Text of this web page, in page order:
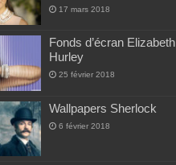
17 mars 2018
Fonds d’écran Elizabeth
Hurley
25 février 2018
Wallpapers Sherlock
6 février 2018